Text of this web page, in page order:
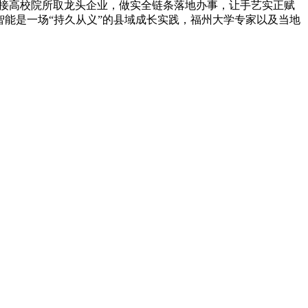
高校院所取龙头企业，做实全链条落地办事，让手艺实正赋
是一场“持久从义”的县域成长实践，福州大学专家以及当地